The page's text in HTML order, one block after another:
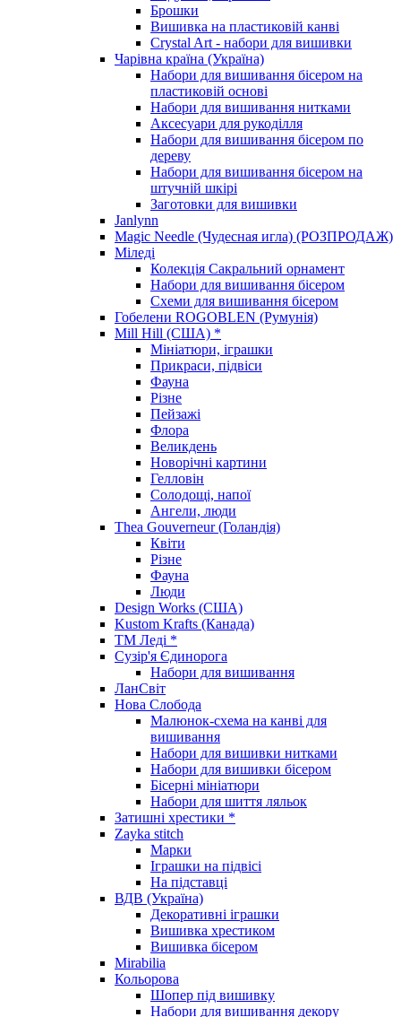
Брошки
Вишивка на пластиковій канві
Crystal Art - набори для вишивки
Чарівна країна (Україна)
Набори для вишивання бісером на
пластиковій основі
Набори для вишивання нитками
Аксесуари для рукоділля
Набори для вишивання бісером по
дереву
Набори для вишивання бісером на
штучній шкірі
Заготовки для вишивки
Janlynn
Magic Needle (Чудесная игла) (РОЗПРОДАЖ)
Міледі
Колекція Сакральний орнамент
Набори для вишивання бісером
Схеми для вишивання бісером
Гобелени ROGOBLEN (Румунія)
Mill Hill (США) *
Мініатюри, іграшки
Прикраси, підвіси
Фауна
Різне
Пейзажі
Флора
Великдень
Новорічні картини
Гелловін
Солодощі, напої
Ангели, люди
Thea Gouverneur (Голандія)
Квіти
Різне
Фауна
Люди
Design Works (США)
Kustom Krafts (Канада)
ТМ Леді *
Сузір'я Єдинорога
Набори для вишивання
ЛанСвіт
Нова Слобода
Малюнок-схема на канві для
вишивання
Набори для вишивки нитками
Набори для вишивки бісером
Бісерні мініатюри
Набори для шиття ляльок
Затишні хрестики *
Zayka stitch
Марки
Іграшки на підвісі
На підставці
ВДВ (Україна)
Декоративні іграшки
Вишивка хрестиком
Вишивка бісером
Mirabilia
Кольорова
Шопер під вишивку
Набори для вишивання декору